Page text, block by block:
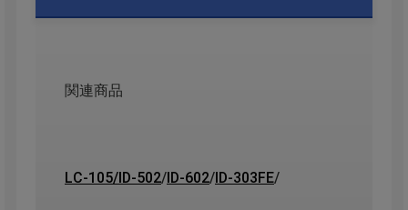
関連商品
LC-105/ID-502/ID-602/ID-303FE/